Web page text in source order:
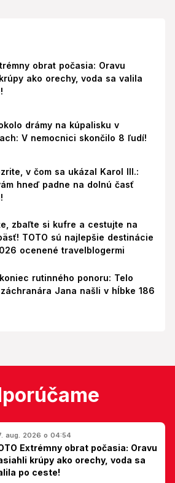
obrat počasia: Oravu
ako orechy, voda sa valila
drámy na kúpalisku v
V nemocnici skončilo 8 ľudí!
v čom sa ukázal Karol III.:
hneď padne na dolnú časť
zbaľte si kufre a cestujte na
TOTO sú najlepšie destinácie
ocenené travelblogermi
rutinného ponoru: Telo
Jana našli v hĺbke 186
aug. 2026 o 04:54
Extrémny obrat počasia: Oravu
krúpy ako orechy, voda sa
po ceste!